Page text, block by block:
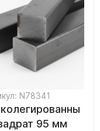
N78341
95 мм